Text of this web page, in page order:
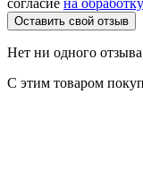
согласие на
Оставить свой отзыв
Нет ни одного отзыва
С этим товаром